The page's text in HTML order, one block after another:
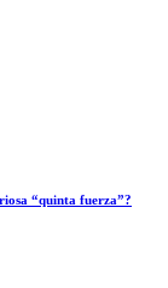
“quinta fuerza”?